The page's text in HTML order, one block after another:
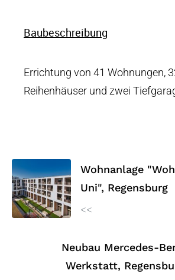
Baubeschreibung
Errichtung von 41 Wohnungen,
Reihenhäuser und zwei
Wohnanlage
Uni", Regensburg
<<
Neubau Mercedes-
Werkstatt,